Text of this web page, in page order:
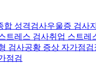
합 성격검사우울증 검사
트레스 검사취업 스트레
검사공황 증상 자가점검
점검